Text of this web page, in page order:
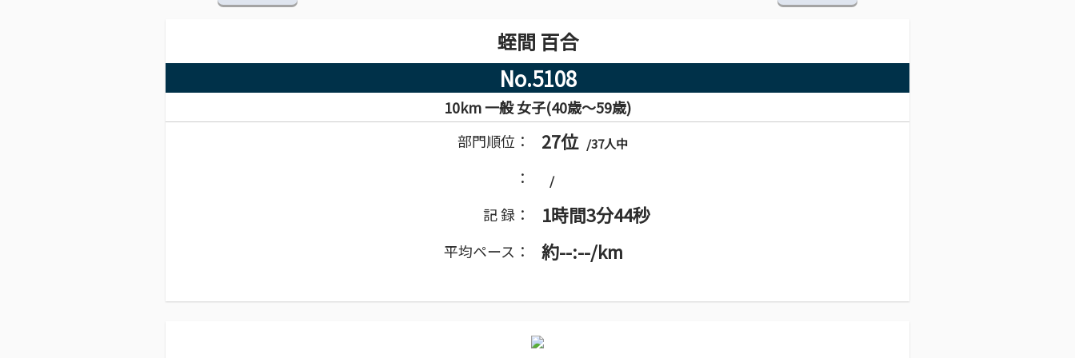
蛭間 百合
No.5108
10km 一般 女子(40歳～59歳)
部門順位：
27位 /37人中
： /
記 録： 1時間3分44秒
平均ペース： 約--:--/km